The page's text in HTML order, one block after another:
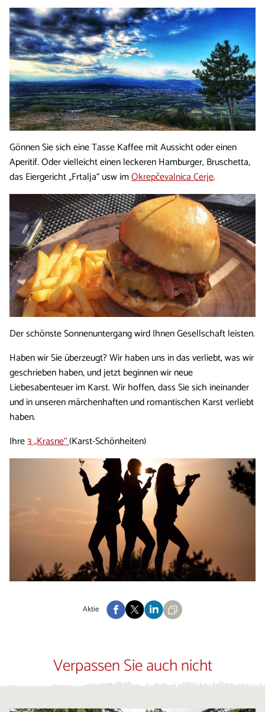
Gönnen Sie sich eine Tasse Kaffee mit Aussicht oder einen
Aperitif. Oder vielleicht einen leckeren Hamburger, Bruschetta,
das Eiergericht „Frtalja“ usw imOkrepčevalnica Cerje.
Der schönste Sonnenuntergang wird Ihnen Gesellschaft leisten.
Haben wir Sie überzeugt? Wir haben uns in das verliebt, was wir
geschrieben haben, und jetzt beginnen wir neue
Liebesabenteuer im Karst. Wir hoffen, dass Sie sich ineinander
und in unseren märchenhaften und romantischen Karst verliebt
haben.
Ihre3 „Krasne“(Karst-Schönheiten)
Aktie
Verpassen Sie auch nicht